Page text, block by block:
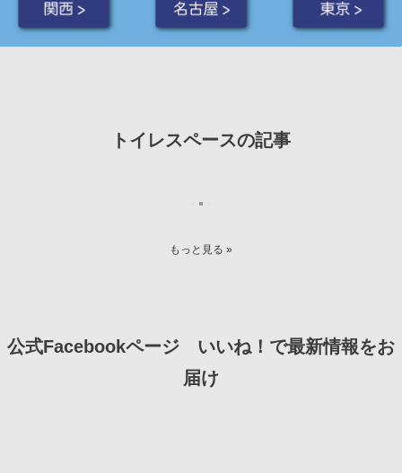
関西 > 名古屋 > 東京 >
トイレスペースの記事
もっと見る »
公式Facebookページ いいね！で最新情報をお
届け